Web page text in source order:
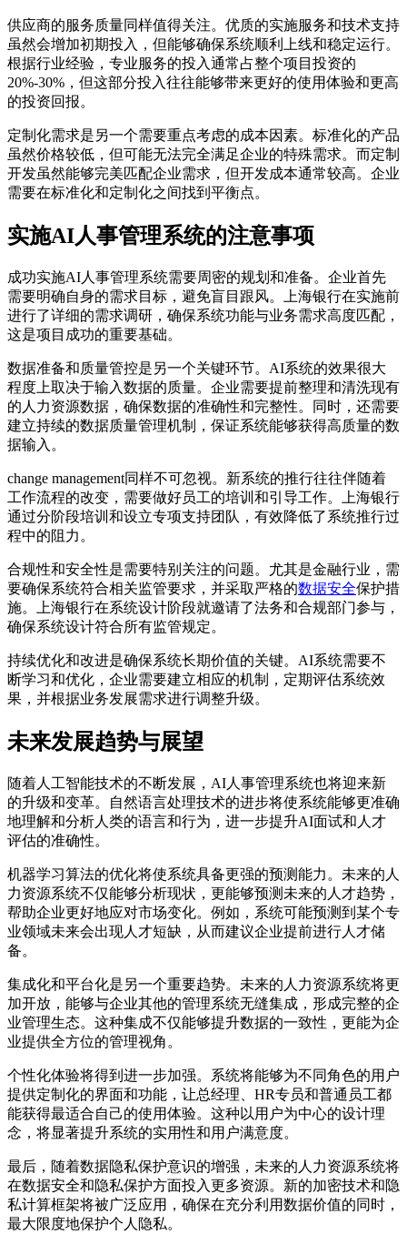
供应商的服务质量同样值得关注。优质的实施服务和技术支持
虽然会增加初期投入，但能够确保系统顺利上线和稳定运行。
根据行业经验，专业服务的投入通常占整个项目投资的
20%-30%，但这部分投入往往能够带来更好的使用体验和更高
的投资回报。
定制化需求是另一个需要重点考虑的成本因素。标准化的产品
虽然价格较低，但可能无法完全满足企业的特殊需求。而定制
开发虽然能够完美匹配企业需求，但开发成本通常较高。企业
需要在标准化和定制化之间找到平衡点。
实施AI人事管理系统的注意事项
成功实施AI人事管理系统需要周密的规划和准备。企业首先
需要明确自身的需求目标，避免盲目跟风。上海银行在实施前
进行了详细的需求调研，确保系统功能与业务需求高度匹配，
这是项目成功的重要基础。
数据准备和质量管控是另一个关键环节。AI系统的效果很大
程度上取决于输入数据的质量。企业需要提前整理和清洗现有
的人力资源数据，确保数据的准确性和完整性。同时，还需要
建立持续的数据质量管理机制，保证系统能够获得高质量的数
据输入。
change management同样不可忽视。新系统的推行往往伴随着
工作流程的改变，需要做好员工的培训和引导工作。上海银行
通过分阶段培训和设立专项支持团队，有效降低了系统推行过
程中的阻力。
合规性和安全性是需要特别关注的问题。尤其是金融行业，需
要确保系统符合相关监管要求，并采取严格的数据安全保护措
施。上海银行在系统设计阶段就邀请了法务和合规部门参与，
确保系统设计符合所有监管规定。
持续优化和改进是确保系统长期价值的关键。AI系统需要不
断学习和优化，企业需要建立相应的机制，定期评估系统效
果，并根据业务发展需求进行调整升级。
未来发展趋势与展望
随着人工智能技术的不断发展，AI人事管理系统也将迎来新
的升级和变革。自然语言处理技术的进步将使系统能够更准确
地理解和分析人类的语言和行为，进一步提升AI面试和人才
评估的准确性。
机器学习算法的优化将使系统具备更强的预测能力。未来的人
力资源系统不仅能够分析现状，更能够预测未来的人才趋势，
帮助企业更好地应对市场变化。例如，系统可能预测到某个专
业领域未来会出现人才短缺，从而建议企业提前进行人才储
备。
集成化和平台化是另一个重要趋势。未来的人力资源系统将更
加开放，能够与企业其他的管理系统无缝集成，形成完整的企
业管理生态。这种集成不仅能够提升数据的一致性，更能为企
业提供全方位的管理视角。
个性化体验将得到进一步加强。系统将能够为不同角色的用户
提供定制化的界面和功能，让总经理、HR专员和普通员工都
能获得最适合自己的使用体验。这种以用户为中心的设计理
念，将显著提升系统的实用性和用户满意度。
最后，随着数据隐私保护意识的增强，未来的人力资源系统将
在数据安全和隐私保护方面投入更多资源。新的加密技术和隐
私计算框架将被广泛应用，确保在充分利用数据价值的同时，
最大限度地保护个人隐私。